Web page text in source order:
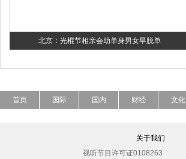
北京：光棍节相亲会助单身男女早脱单
首页 国际 国内 财经 文化
关于我们
视听节目许可证0108263